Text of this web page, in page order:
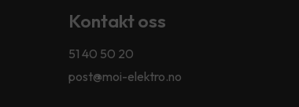
Kontakt oss
51 40 50 20
post@moi-elektro.no